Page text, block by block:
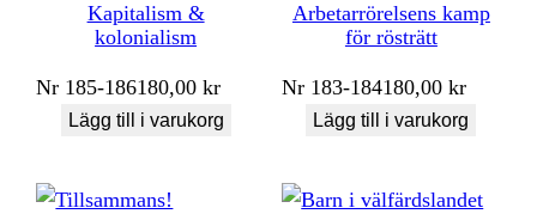
Kapitalism &
kolonialism
Nr 185-186180,00kr
Lägg till i varukorg
Arbetarrörelsens kamp
för rösträtt
Nr 183-184180,00kr
Lägg till i varukorg